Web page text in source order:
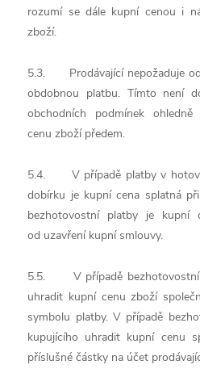
rozumí se dále kupní cenou i
zboží.
5.3. Prodávající nepožaduje
obdobnou platbu. Tímto není
obchodních podmínek
cenu zboží předem.
5.4. V případě platby v
dobírku je kupní cena splatná
bezhotovostní platby je
od uzavření kupní smlouvy.
5.5. V případě bezhotovostní
uhradit kupní cenu zboží
symbolu platby. V případě
kupujícího uhradit kupní cenu
příslušné částky na účet